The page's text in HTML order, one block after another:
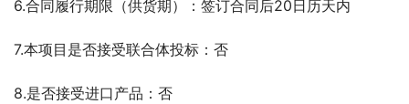
6.合同履行期限（供货期）：签订合同后20日历天内
7.本项目是否接受联合体投标：否
8.是否接受进口产品：否